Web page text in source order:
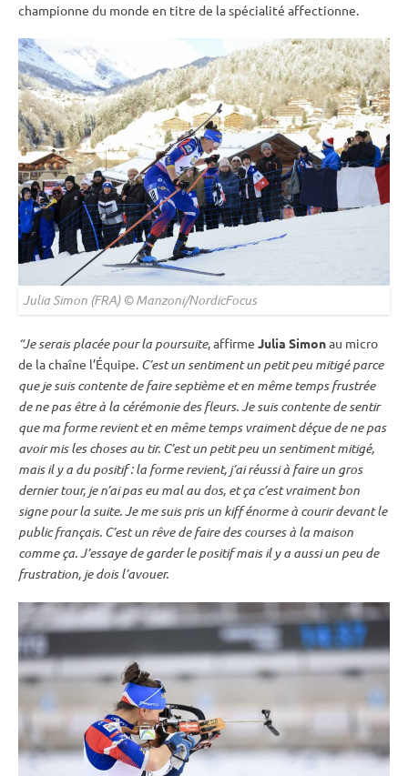
championne du monde en titre de la spécialité affectionne.
Julia Simon (FRA) © Manzoni/NordicFocus
“Je serais placée pour la poursuite, affirme Julia Simonau micro
de la chaîne l’Équipe. C’est un sentiment un petit peu mitigé parce
que je suis contente de faire septième et en même temps frustrée
de ne pas être à la cérémonie des fleurs. Je suis contente de sentir
que ma forme revient et en même temps vraiment déçue de ne pas
avoir mis les choses au tir. C’est un petit peu un sentiment mitigé,
mais il y a du positif : la forme revient, j’ai réussi à faire un gros
dernier tour, je n’ai pas eu mal au dos, et ça c’est vraiment bon
signe pour la suite. Je me suis pris un kiff énorme à courir devant le
public français. C’est un rêve de faire des courses à la maison
comme ça. J’essaye de garder le positif mais il y a aussi un peu de
frustration, je dois l’avouer.